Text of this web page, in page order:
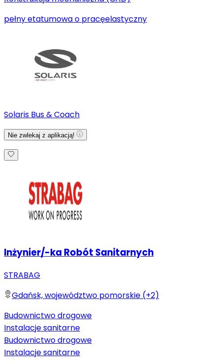
pełny etatumowa o pracęelastyczny
Solaris Bus & Coach
Nie zwlekaj z aplikacją!
Inżynier/-ka Robót Sanitarnych
STRABAG
Gdańsk, województwo pomorskie (+2)
Budownictwo drogowe
Instalacje sanitarne
Budownictwo drogowe
Instalacje sanitarne